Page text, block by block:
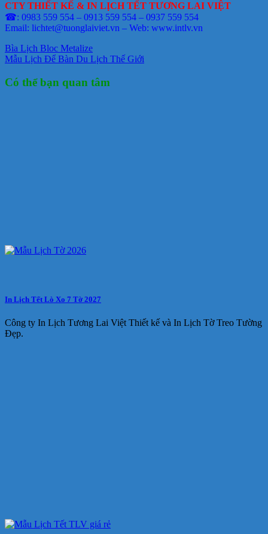
CTY THIẾT KẾ & IN LỊCH TẾT TƯƠNG LAI VIỆT
☎: 0983 559 554 – 0913 559 554 – 0937 559 554
Email: lichtet@tuonglaiviet.vn – Web: www.intlv.vn
Bìa Lịch Bloc Metalize
Mẫu Lịch Để Bàn Du Lịch Thế Giới
Có thể bạn quan tâm
In Lịch Tết Lò Xo 7 Tờ 2027
Công ty In Lịch Tương Lai Việt Thiết kế và In Lịch Tờ Treo Tường
Đẹp.